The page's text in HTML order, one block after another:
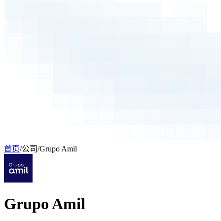
首页/公司/Grupo Amil
Grupo Amil